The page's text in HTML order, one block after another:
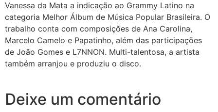
Vanessa da Mata a indicação ao Grammy Latino na
categoria Melhor Álbum de Música Popular Brasileira. O
trabalho conta com composições de Ana Carolina,
Marcelo Camelo e Papatinho, além das participações
de João Gomes e L7NNON. Multi-talentosa, a artista
também arranjou e produziu o disco.
Deixe um comentário